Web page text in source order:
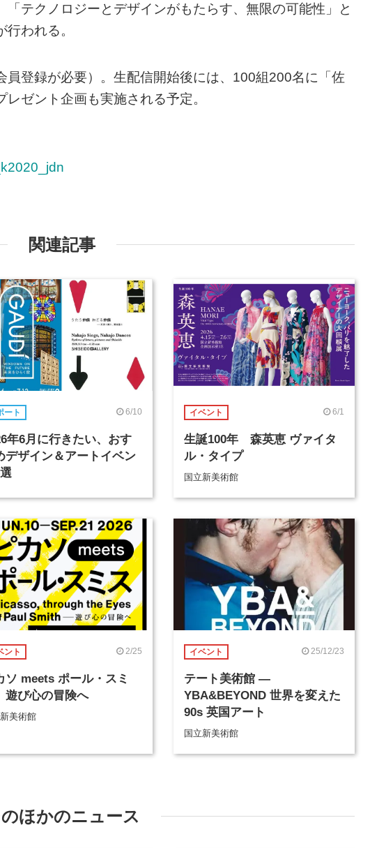
テクノロジーとデザインがもたらす、無限の可能性」と
われる。
員登録が必要）。生配信開始後には、100組200名に「佐
ゼント企画も実施される予定。
関連記事
ート 6/10
年6月に行きたい、おす
デザイン＆アートイベン
イベント 6/1
生誕100年 森英恵 ヴァイタ
ル・タイプ
国立新美術館
ント 2/25
ソ meets ポール・スミ
び心の冒険へ
美術館
イベント 25/12/23
テート美術館 ―
YBA&BEYOND 世界を変えた
90s 英国アート
国立新美術館
ほかのニュース